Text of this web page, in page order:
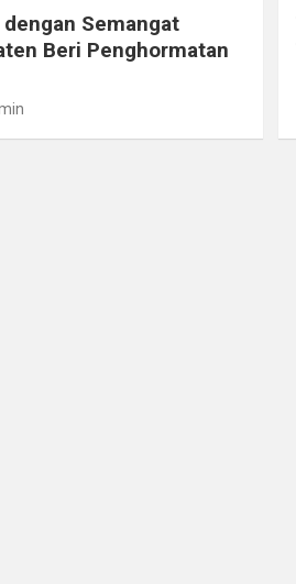
Semangat
Beri Penghormatan